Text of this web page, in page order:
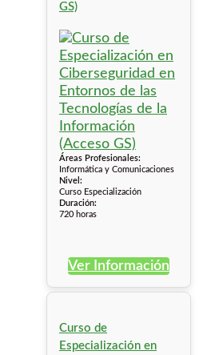
GS)
Áreas Profesionales:
Informática y Comunicaciones
Nivel:
Curso Especialización
Duración:
720 horas
Ver Información
Curso de
Especialización en